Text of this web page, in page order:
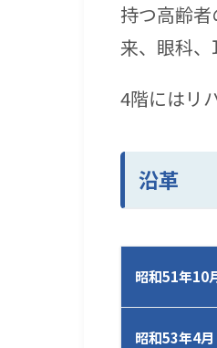
持つ高齢
来、眼科、
4階にはリ
沿革
昭和51年10
昭和53年4月